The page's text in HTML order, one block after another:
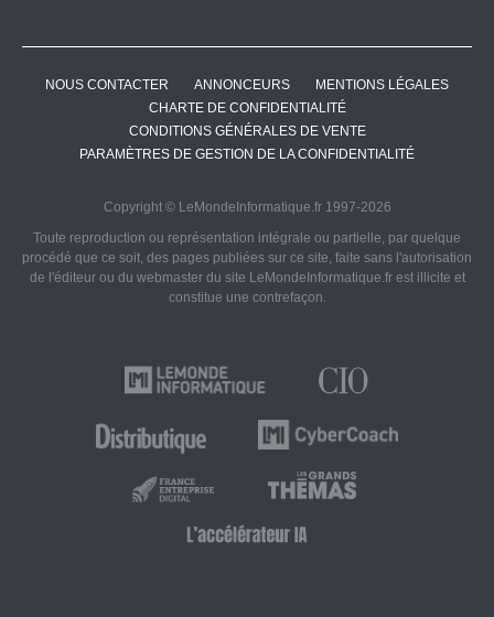
NOUS CONTACTER ANNONCEURS
MENTIONS LÉGALES
CHARTE DE CONFIDENTIALITÉ
CONDITIONS GÉNÉRALES DE VENTE
PARAMÈTRES DE GESTION DE LA CONFIDENTIALITÉ
Copyright © LeMondeInformatique.fr 1997-2026
Toute reproduction ou représentation intégrale ou partielle, par quelque
procédé que ce soit, des pages publiées sur ce site, faite sans l'autorisation
de l'éditeur ou du webmaster du site LeMondeInformatique.fr est illicite et
constitue une contrefaçon.